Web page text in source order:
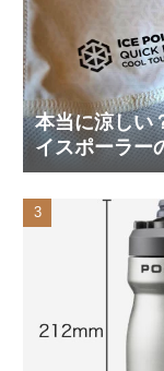
本当に涼しい
イスポーラー
ってみた